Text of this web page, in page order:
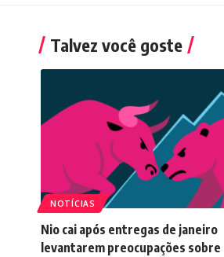
Talvez você goste
NOTÍCIAS
Nio cai após entregas de janeiro
levantarem preocupações sobre